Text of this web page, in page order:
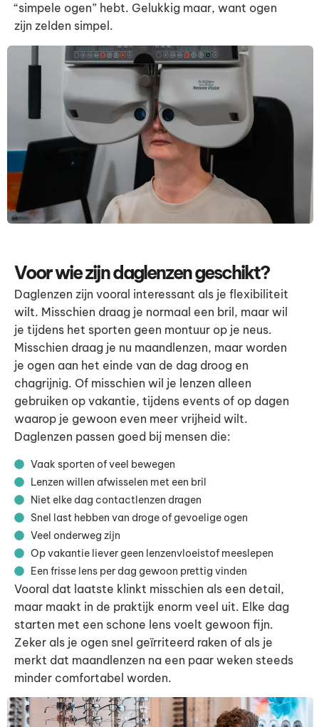
“simpele ogen” hebt. Gelukkig maar, want ogen
zijn zelden simpel.
Voor wie zijn daglenzen geschikt?
Daglenzen zijn vooral interessant als je flexibiliteit
wilt. Misschien draag je normaal een bril, maar wil
je tijdens het sporten geen montuur op je neus.
Misschien draag je nu maandlenzen, maar worden
je ogen aan het einde van de dag droog en
chagrijnig. Of misschien wil je lenzen alleen
gebruiken op vakantie, tijdens events of op dagen
waarop je gewoon even meer vrijheid wilt.
Daglenzen passen goed bij mensen die:
Vaak sporten of veel bewegen
Lenzen willen afwisselen met een bril
Niet elke dag contactlenzen dragen
Snel last hebben van droge of gevoelige ogen
Veel onderweg zijn
Op vakantie liever geen lenzenvloeistof meeslepen
Een frisse lens per dag gewoon prettig vinden
Vooral dat laatste klinkt misschien als een detail,
maar maakt in de praktijk enorm veel uit. Elke dag
starten met een schone lens voelt gewoon fijn.
Zeker als je ogen snel geïrriteerd raken of als je
merkt dat maandlenzen na een paar weken steeds
minder comfortabel worden.